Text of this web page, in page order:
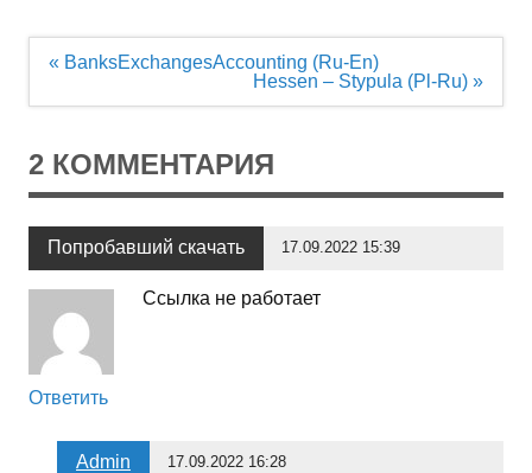
Навигация
« BanksExchangesAccounting (Ru-En)
Hessen – Stypula (Pl-Ru) »
2 КОММЕНТАРИЯ
Попробавший скачать 17.09.2022 15:39
Ссылка не работает
Ответить
Admin 17.09.2022 16:28